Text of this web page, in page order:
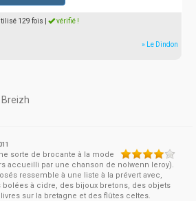
129 fois vérifié !
» Le Dindon
sorte de brocante à la mode
accueilli par une chanson de nolwenn leroy).
ressemble à une liste à la prévert avec,
à cidre, des bijoux bretons, des objets
sur la bretagne et des flûtes celtes.